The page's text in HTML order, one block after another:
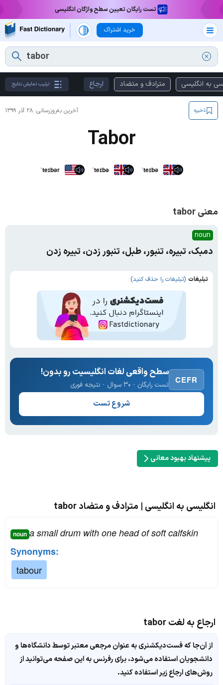
تست رایگان تعیین سطح واژگان انگلیسی
خرید اشتراک
به انگلیسی مترادف و متضاد ارجاع ترتیب نمایش نتایج
آخرین به‌روزرسانی: ۲۸ آذر ۱۳۹۹ ذخیره
Tabor
ˈteɪbər ˈteɪbə ˈteɪbə
معنی tabor
noun
دمبک، تبیره، تنبور، طبل، تنبور زدن، تبیره زدن
تبلیغات (تبلیغات را حذف کنید)
CEFR
سطح واقعی لغات انگلیسیت رو بدون!
تست رایگان · ۳۰ سوال · نتیجه فوری
شروع تست
پیشنهاد بهبود معانی
انگلیسی به انگلیسی | مترادف و متضاد tabor
noun a small drum with one head of soft calfskin
Synonyms:
tabour
ارجاع به لغت tabor
از آن‌جا که فست‌دیکشنری به عنوان مرجعی معتبر توسط دانشگاه‌ها و
دانشجویان استفاده می‌شود، برای رفرنس به این صفحه می‌توانید از
روش‌های ارجاع زیر استفاده کنید.